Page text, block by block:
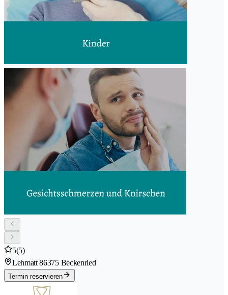
5(5)
Lehmatt 86375 Beckenried
Termin reservieren